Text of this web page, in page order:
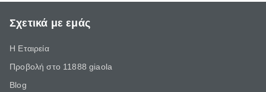
Σχετικά με εμάς
Η Εταιρεία
Προβολή στο 11888 giaola
Blog